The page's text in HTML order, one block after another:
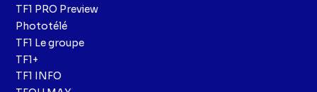
TF1 PRO Preview
Phototélé
TF1 Le groupe
TF1+
TF1 INFO